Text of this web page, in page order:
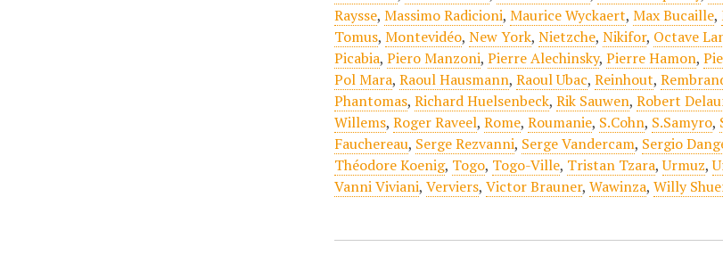
Raysse,Massimo Radicioni,Maurice Wyckaert,Max Bucaille,
Tomus,Montevidéo,New York,Nietzche,Nikifor, Octave
Picabia,Piero Manzoni,Pierre Alechinsky,Pierre Hamon,
Pol Mara,Raoul Hausmann,Raoul Ubac,Reinhout,
Phantomas,Richard Huelsenbeck,Rik Sauwen,Robert
Willems,Roger Raveel,Rome,Roumanie, S.Cohn, S.Samyro,
Fauchereau, Serge Rezvanni, Serge Vandercam, Sergio
Théodore Koenig, Togo, Togo-Ville, Tristan Tzara,Urmuz,
Vanni Viviani,Verviers,Victor Brauner,Wawinza,Willy